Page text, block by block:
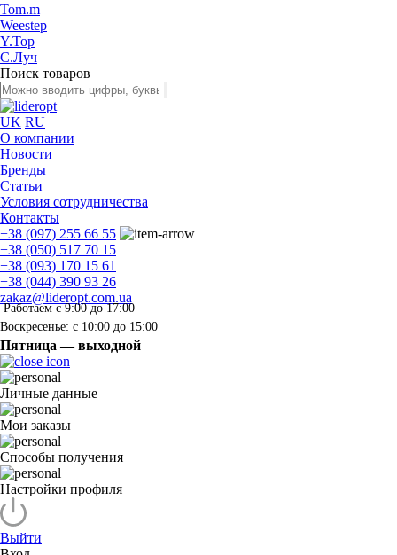
Tom.m
Weestep
Y.Top
С.Луч
Поиск товаров
UK RU
О компании
Новости
Бренды
Статьи
Условия сотрудничества
Контакты
+38 (097) 255 66 55
+38 (050) 517 70 15
+38 (093) 170 15 61
+38 (044) 390 93 26
zakaz@lideropt.com.ua
Работаем с 9:00 до 17:00
Воскресенье: с 10:00 до 15:00
Пятница — выходной
Личные данные
Мои заказы
Способы получения
Настройки профиля
Выйти